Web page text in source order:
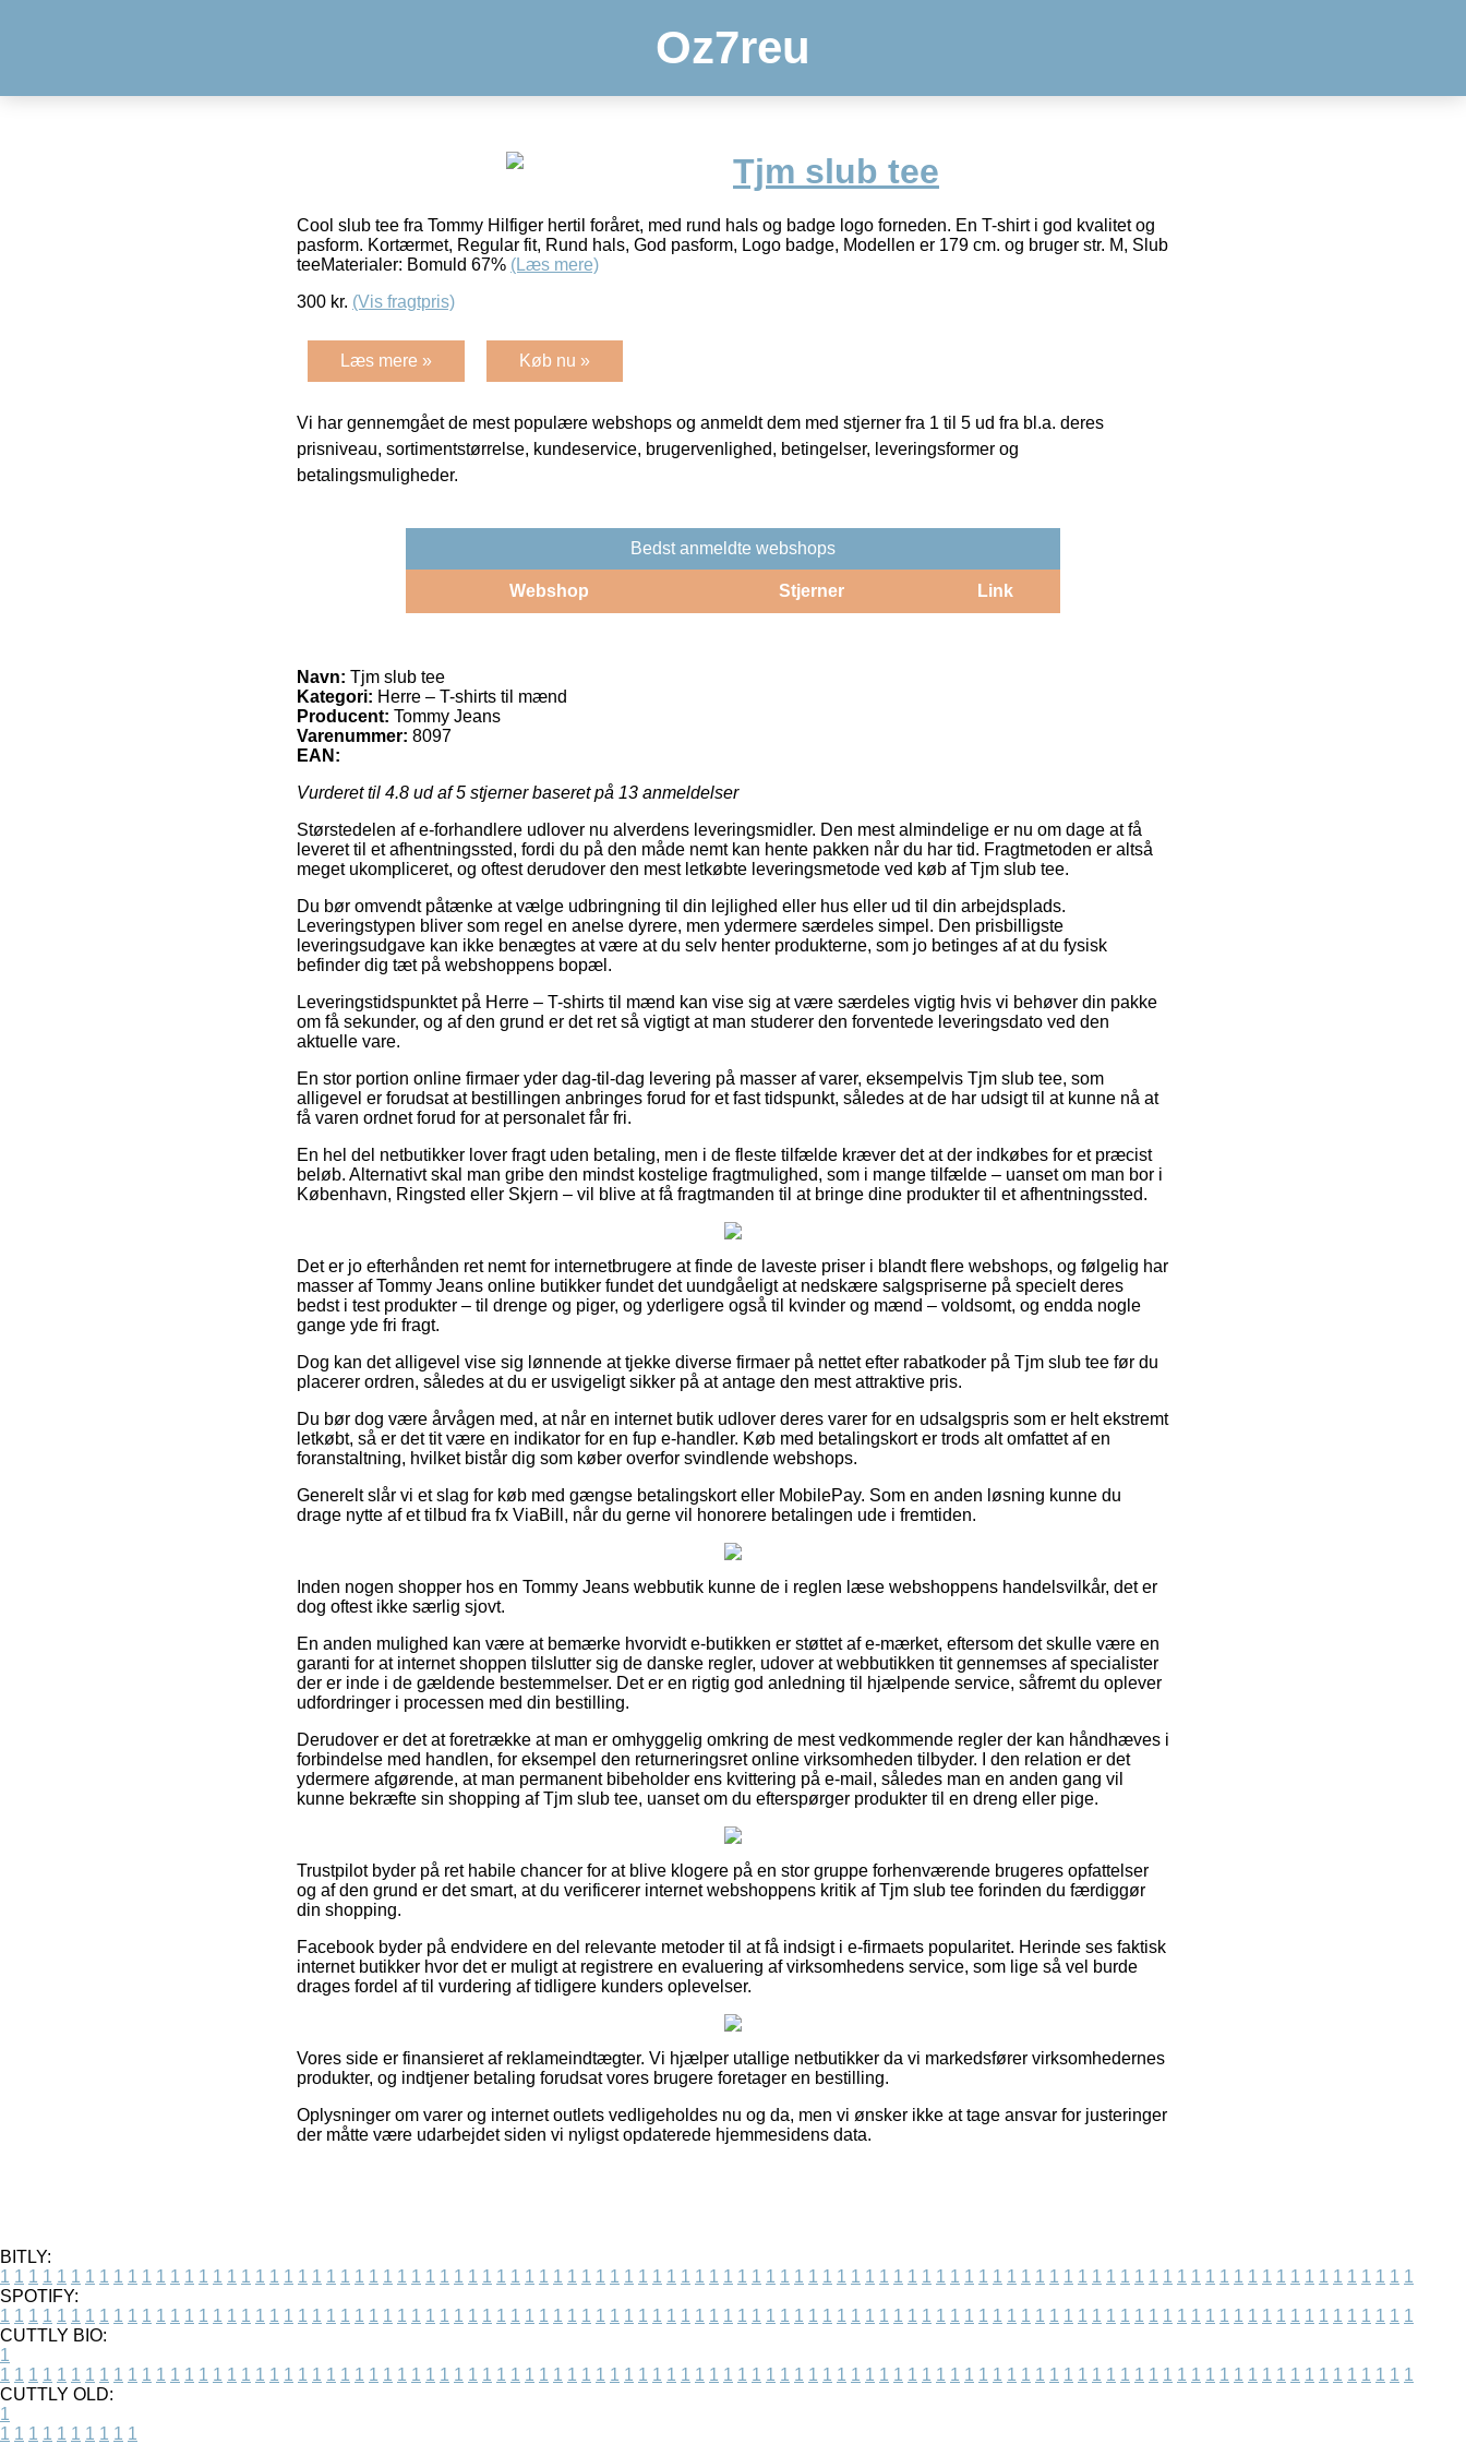
Oz7reu
Tjm slub tee
Cool slub tee fra Tommy Hilfiger hertil foråret, med rund hals og badge logo forneden. En T-shirt i god kvalitet og
pasform. Kortærmet, Regular fit, Rund hals, God pasform, Logo badge, Modellen er 179 cm. og bruger str. M, Slub
teeMaterialer: Bomuld 67% (Læs mere)
300 kr. (Vis fragtpris)
Læs mere » Køb nu »
Vi har gennemgået de mest populære webshops og anmeldt dem med stjerner fra 1 til 5 ud fra bl.a. deres
prisniveau, sortimentstørrelse, kundeservice, brugervenlighed, betingelser, leveringsformer og
betalingsmuligheder.
Bedst anmeldte webshops
Webshop Stjerner Link
Navn: Tjm slub tee
Kategori: Herre – T-shirts til mænd
Producent: Tommy Jeans
Varenummer: 8097
EAN:
Vurderet til 4.8 ud af 5 stjerner baseret på 13 anmeldelser
Størstedelen af e-forhandlere udlover nu alverdens leveringsmidler. Den mest almindelige er nu om dage at få
leveret til et afhentningssted, fordi du på den måde nemt kan hente pakken når du har tid. Fragtmetoden er altså
meget ukompliceret, og oftest derudover den mest letkøbte leveringsmetode ved køb af Tjm slub tee.
Du bør omvendt påtænke at vælge udbringning til din lejlighed eller hus eller ud til din arbejdsplads.
Leveringstypen bliver som regel en anelse dyrere, men ydermere særdeles simpel. Den prisbilligste
leveringsudgave kan ikke benægtes at være at du selv henter produkterne, som jo betinges af at du fysisk
befinder dig tæt på webshoppens bopæl.
Leveringstidspunktet på Herre – T-shirts til mænd kan vise sig at være særdeles vigtig hvis vi behøver din pakke
om få sekunder, og af den grund er det ret så vigtigt at man studerer den forventede leveringsdato ved den
aktuelle vare.
En stor portion online firmaer yder dag-til-dag levering på masser af varer, eksempelvis Tjm slub tee, som
alligevel er forudsat at bestillingen anbringes forud for et fast tidspunkt, således at de har udsigt til at kunne nå at
få varen ordnet forud for at personalet får fri.
En hel del netbutikker lover fragt uden betaling, men i de fleste tilfælde kræver det at der indkøbes for et præcist
beløb. Alternativt skal man gribe den mindst kostelige fragtmulighed, som i mange tilfælde – uanset om man bor i
København, Ringsted eller Skjern – vil blive at få fragtmanden til at bringe dine produkter til et afhentningssted.
Det er jo efterhånden ret nemt for internetbrugere at finde de laveste priser i blandt flere webshops, og følgelig har
masser af Tommy Jeans online butikker fundet det uundgåeligt at nedskære salgspriserne på specielt deres
bedst i test produkter – til drenge og piger, og yderligere også til kvinder og mænd – voldsomt, og endda nogle
gange yde fri fragt.
Dog kan det alligevel vise sig lønnende at tjekke diverse firmaer på nettet efter rabatkoder på Tjm slub tee før du
placerer ordren, således at du er usvigeligt sikker på at antage den mest attraktive pris.
Du bør dog være årvågen med, at når en internet butik udlover deres varer for en udsalgspris som er helt ekstremt
letkøbt, så er det tit være en indikator for en fup e-handler. Køb med betalingskort er trods alt omfattet af en
foranstaltning, hvilket bistår dig som køber overfor svindlende webshops.
Generelt slår vi et slag for køb med gængse betalingskort eller MobilePay. Som en anden løsning kunne du
drage nytte af et tilbud fra fx ViaBill, når du gerne vil honorere betalingen ude i fremtiden.
Inden nogen shopper hos en Tommy Jeans webbutik kunne de i reglen læse webshoppens handelsvilkår, det er
dog oftest ikke særlig sjovt.
En anden mulighed kan være at bemærke hvorvidt e-butikken er støttet af e-mærket, eftersom det skulle være en
garanti for at internet shoppen tilslutter sig de danske regler, udover at webbutikken tit gennemses af specialister
der er inde i de gældende bestemmelser. Det er en rigtig god anledning til hjælpende service, såfremt du oplever
udfordringer i processen med din bestilling.
Derudover er det at foretrække at man er omhyggelig omkring de mest vedkommende regler der kan håndhæves i
forbindelse med handlen, for eksempel den returneringsret online virksomheden tilbyder. I den relation er det
ydermere afgørende, at man permanent bibeholder ens kvittering på e-mail, således man en anden gang vil
kunne bekræfte sin shopping af Tjm slub tee, uanset om du efterspørger produkter til en dreng eller pige.
Trustpilot byder på ret habile chancer for at blive klogere på en stor gruppe forhenværende brugeres opfattelser
og af den grund er det smart, at du verificerer internet webshoppens kritik af Tjm slub tee forinden du færdiggør
din shopping.
Facebook byder på endvidere en del relevante metoder til at få indsigt i e-firmaets popularitet. Herinde ses faktisk
internet butikker hvor det er muligt at registrere en evaluering af virksomhedens service, som lige så vel burde
drages fordel af til vurdering af tidligere kunders oplevelser.
Vores side er finansieret af reklameindtægter. Vi hjælper utallige netbutikker da vi markedsfører virksomhedernes
produkter, og indtjener betaling forudsat vores brugere foretager en bestilling.
Oplysninger om varer og internet outlets vedligeholdes nu og da, men vi ønsker ikke at tage ansvar for justeringer
der måtte være udarbejdet siden vi nyligst opdaterede hjemmesidens data.
BITLY:
1 1 1 1 1 1 1 1 1 1 1 1 1 1 1 1 1 1 1 1 1 1 1 1 1 1 1 1 1 1 1 1 1 1 1 1 1 1 1 1 1 1 1 1 1 1 1 1 1 1 1 1 1 1 1 1 1 1 1 1 1 1 1 1 1 1 1 1 1 1 1 1 1 1 1 1 1 1 1 1 1 1 1 1 1 1 1 1 1 1 1 1 1 1 1 1 1 1 1 1
SPOTIFY:
1 1 1 1 1 1 1 1 1 1 1 1 1 1 1 1 1 1 1 1 1 1 1 1 1 1 1 1 1 1 1 1 1 1 1 1 1 1 1 1 1 1 1 1 1 1 1 1 1 1 1 1 1 1 1 1 1 1 1 1 1 1 1 1 1 1 1 1 1 1 1 1 1 1 1 1 1 1 1 1 1 1 1 1 1 1 1 1 1 1 1 1 1 1 1 1 1 1 1 1
CUTTLY BIO:
1
1 1 1 1 1 1 1 1 1 1 1 1 1 1 1 1 1 1 1 1 1 1 1 1 1 1 1 1 1 1 1 1 1 1 1 1 1 1 1 1 1 1 1 1 1 1 1 1 1 1 1 1 1 1 1 1 1 1 1 1 1 1 1 1 1 1 1 1 1 1 1 1 1 1 1 1 1 1 1 1 1 1 1 1 1 1 1 1 1 1 1 1 1 1 1 1 1 1 1 1
CUTTLY OLD:
1
1 1 1 1 1 1 1 1 1 1